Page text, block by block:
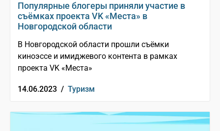
Популярные блогеры приняли участие в
съёмках проекта VK «Места» в
Новгородской области
В Новгородской области прошли съёмки
киноэссе и имиджевого контента в рамках
проекта VK «Места»
14.06.2023 / Туризм